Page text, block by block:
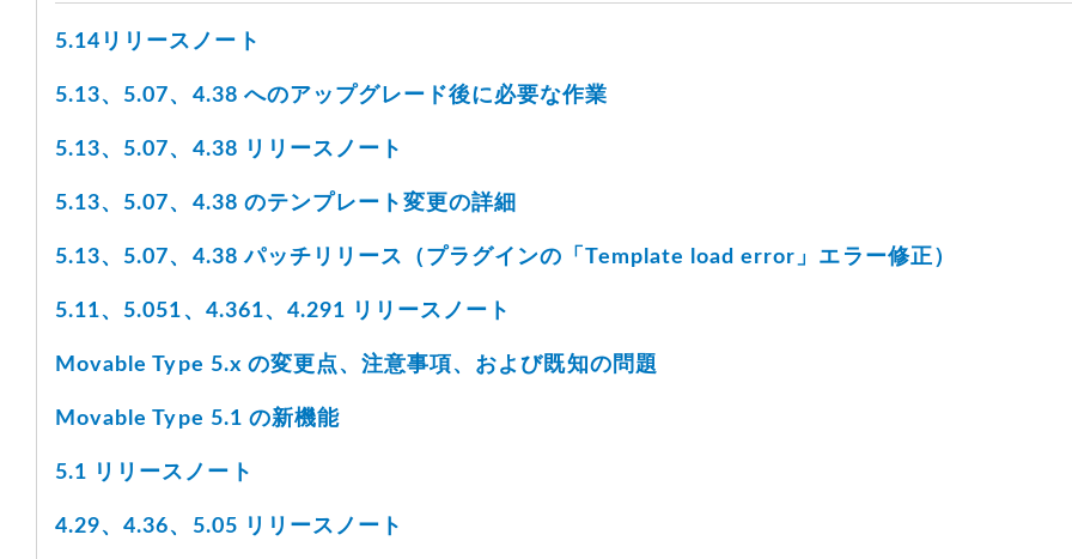
5.14リリースノート
5.13、5.07、4.38 へのアップグレード後に必要な作業
5.13、5.07、4.38 リリースノート
5.13、5.07、4.38 のテンプレート変更の詳細
5.13、5.07、4.38 パッチリリース（プラグインの「Template load error」エラー修正）
5.11、5.051、4.361、4.291 リリースノート
Movable Type 5.x の変更点、注意事項、および既知の問題
Movable Type 5.1 の新機能
5.1 リリースノート
4.29、4.36、5.05 リリースノート